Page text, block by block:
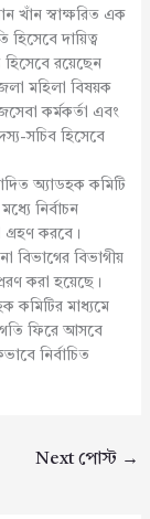
খাঁন স্বাক্ষরিত এক
দায়িত্ব
রয়েছেন
মহিলা বিষয়ক
কর্মকর্তা এবং
সচিব হিসেবে
অ্যাডহক কমিটি
নির্বাচন
গ্রহণ করবে।
বিভাগের বিভাগীয়
করা হয়েছে।
কমিটির মাধ্যমে
গতি ফিরে আসবে
নির্বাচিত
Next পোস্ট →